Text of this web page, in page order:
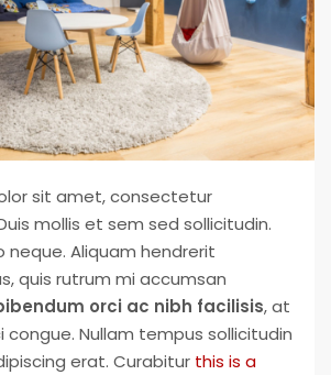
sit amet, consectetur
mollis et sem sed sollicitudin.
neque. Aliquam hendrerit
quis rutrum mi accumsan
orci ac nibh facilisis, at
congue. Nullam tempus sollicitudin
erat. Curabitur this is a
Search My Home